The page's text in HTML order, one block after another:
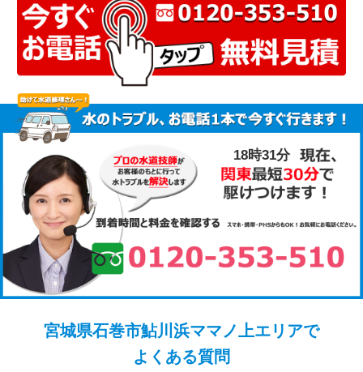
18時31分
宮城県石巻市鮎川浜ママノ上エリアで
よくある質問